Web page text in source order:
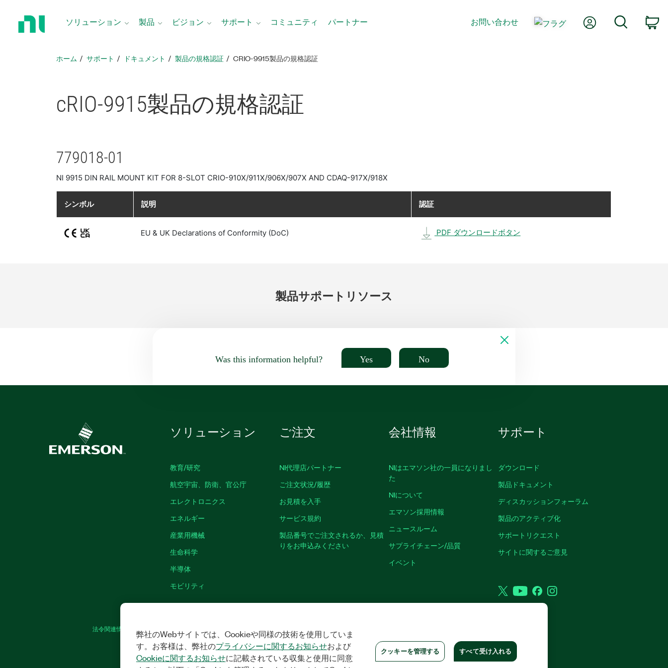
ソリューション 製品 ビジョン サポート コミュニティ パートナー お問い合わせ Myアカウント
ホーム サポート ドキュメント 製品​の​規格​認証 CRIO-9915製品​の​規格​認証
cRIO-9915製品​の​規格​認証
779018-01
NI 9915 DIN RAIL MOUNT KIT FOR 8-SLOT CRIO-910X/911X/906X/907X AND CDAQ-917X/918X
シンボル 説明 認証
EU & UK Declarations of Conformity (DoC) PDF ダウンロードボタン
製品サポート リソース
Was this information helpful? Yes No
ソリューション
教育/研究
航空宇宙、防衛、官公庁
エレクトロニクス
エネルギー
産業用機械
生命科学
半導体
モビリティ
ご注文
NI代理店パートナー
ご注文状況/履歴
お見積を入手
サービス規約
製品番号でご注文されるか、見積
りをお申込みください
会社情報
NIはエマソン社の一員になりまし
た
NIについて
エマソン採用情報
ニュースルーム
サプライチェーン/品質
イベント
サポート
ダウンロード
製品ドキュメント
ディスカッションフォーラム
製品のアクティブ化
サポートリクエスト
サイトに関するご意見
TwitterYouTubeFacebookInstagram
法令関連情報 |IMPRINT クッキーを管理する ©NATIONAL INSTRUMENTS CORP. ALL RIGHTS RESERVED.
弊社のWebサイトでは、Cookieや同様の技術を使用していま
す。お客様は、弊社のプライバシーに関するお知らせおよび
Cookieに関するお知らせに記載されている収集と使用に同意
クッキーを管理する すべて受け入れる